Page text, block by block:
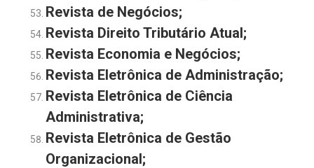
Revista de Negócios;
Revista Direito Tributário Atual;
Revista Economia e Negócios;
Revista Eletrônica de Administração;
Revista Eletrônica de Ciência
Administrativa;
Revista Eletrônica de Gestão
Organizacional;